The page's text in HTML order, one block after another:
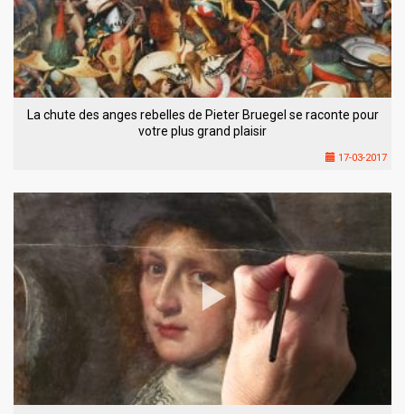
La chute des anges rebelles de Pieter Bruegel se raconte pour
votre plus grand plaisir
17-03-2017